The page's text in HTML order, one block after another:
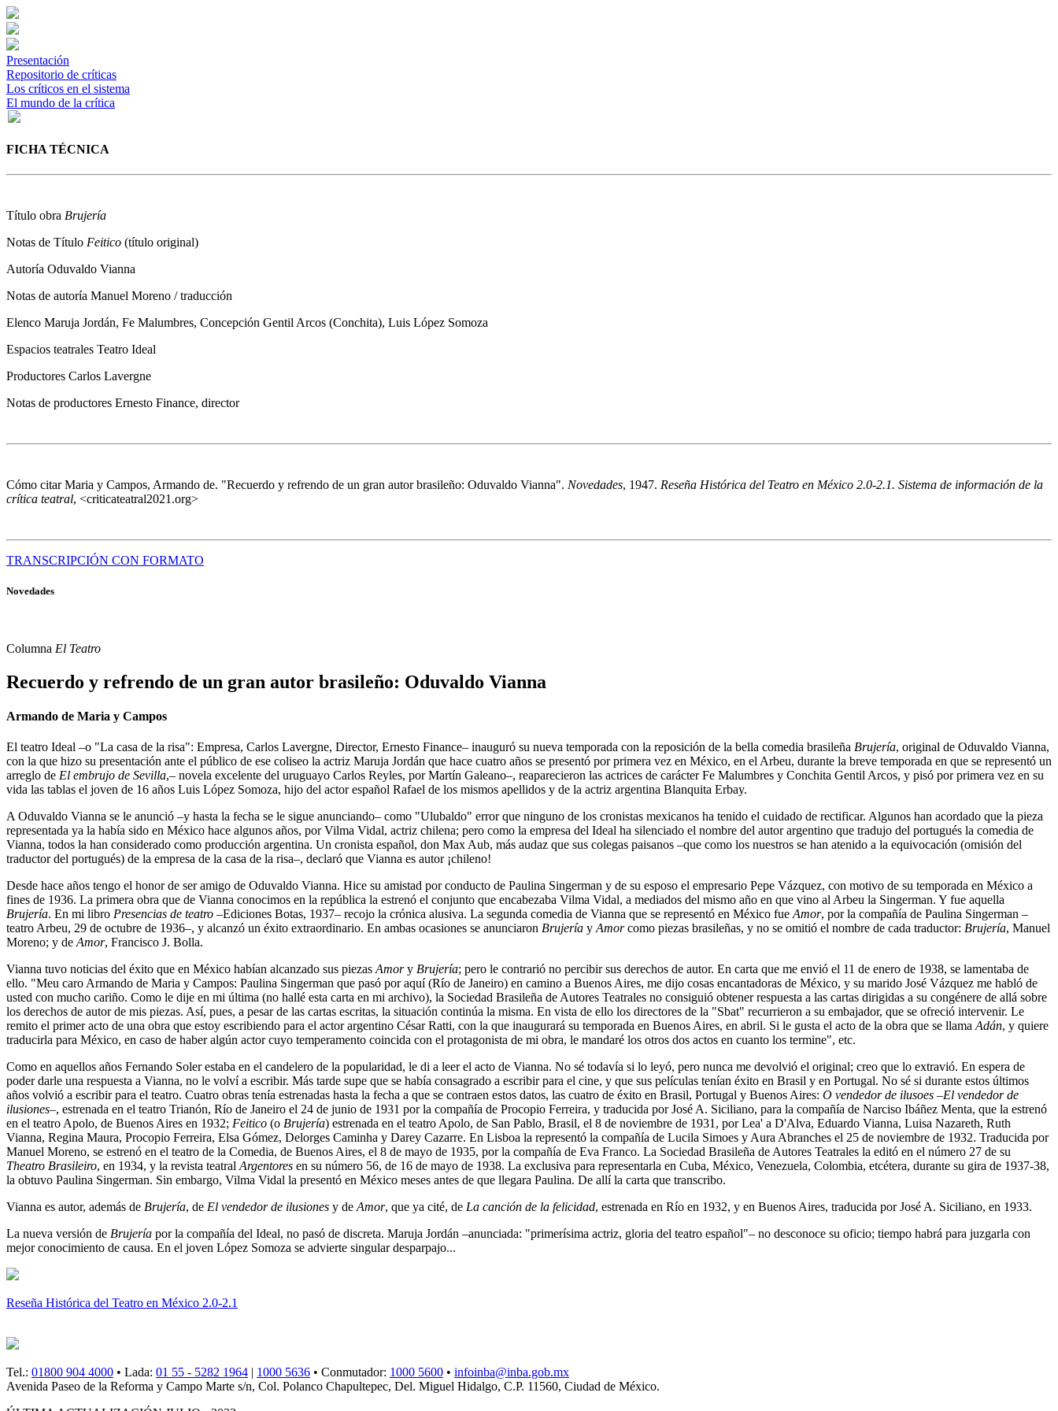
Presentación
Repositorio de críticas
Los críticos en el sistema
El mundo de la crítica
FICHA TÉCNICA
Título obra Brujería
Notas de Título Feitico (título original)
Autoría Oduvaldo Vianna
Notas de autoría Manuel Moreno / traducción
Elenco Maruja Jordán, Fe Malumbres, Concepción Gentil Arcos (Conchita), Luis López Somoza
Espacios teatrales Teatro Ideal
Productores Carlos Lavergne
Notas de productores Ernesto Finance, director
Cómo citarMaria y Campos, Armando de. "Recuerdo y refrendo de un gran autor brasileño: Oduvaldo Vianna". Novedades, 1947. Reseña Histórica del Teatro en México 2.0-2.1. Sistema de información de la
crítica teatral, <criticateatral2021.org>
TRANSCRIPCIÓN CON FORMATO
Novedades
Columna El Teatro
Recuerdo y refrendo de un gran autor brasileño: Oduvaldo Vianna
Armando de Maria y Campos
El teatro Ideal –o "La casa de la risa": Empresa, Carlos Lavergne, Director, Ernesto Finance– inauguró su nueva temporada con la reposición de la bella comedia brasileña Brujería, original de Oduvaldo Vianna,
con la que hizo su presentación ante el público de ese coliseo la actriz Maruja Jordán que hace cuatro años se presentó por primera vez en México, en el Arbeu, durante la breve temporada en que se representó un
arreglo de El embrujo de Sevilla,– novela excelente del uruguayo Carlos Reyles, por Martín Galeano–, reaparecieron las actrices de carácter Fe Malumbres y Conchita Gentil Arcos, y pisó por primera vez en su
vida las tablas el joven de 16 años Luis López Somoza, hijo del actor español Rafael de los mismos apellidos y de la actriz argentina Blanquita Erbay.
A Oduvaldo Vianna se le anunció –y hasta la fecha se le sigue anunciando– como "Ulubaldo" error que ninguno de los cronistas mexicanos ha tenido el cuidado de rectificar. Algunos han acordado que la pieza
representada ya la había sido en México hace algunos años, por Vilma Vidal, actriz chilena; pero como la empresa del Ideal ha silenciado el nombre del autor argentino que tradujo del portugués la comedia de
Vianna, todos la han considerado como producción argentina. Un cronista español, don Max Aub, más audaz que sus colegas paisanos –que como los nuestros se han atenido a la equivocación (omisión del
traductor del portugués) de la empresa de la casa de la risa–, declaró que Vianna es autor ¡chileno!
Desde hace años tengo el honor de ser amigo de Oduvaldo Vianna. Hice su amistad por conducto de Paulina Singerman y de su esposo el empresario Pepe Vázquez, con motivo de su temporada en México a
fines de 1936. La primera obra que de Vianna conocimos en la república la estrenó el conjunto que encabezaba Vilma Vidal, a mediados del mismo año en que vino al Arbeu la Singerman. Y fue aquella
Brujería. En mi libro Presencias de teatro –Ediciones Botas, 1937– recojo la crónica alusiva. La segunda comedia de Vianna que se representó en México fue Amor, por la compañía de Paulina Singerman –
teatro Arbeu, 29 de octubre de 1936–, y alcanzó un éxito extraordinario. En ambas ocasiones se anunciaron Brujería y Amorcomo piezas brasileñas, y no se omitió el nombre de cada traductor: Brujería, Manuel
Moreno; y de Amor, Francisco J. Bolla.
Vianna tuvo noticias del éxito que en México habían alcanzado sus piezas Amory Brujería; pero le contrarió no percibir sus derechos de autor. En carta que me envió el 11 de enero de 1938, se lamentaba de
ello. "Meu caro Armando de Maria y Campos: Paulina Singerman que pasó por aquí (Río de Janeiro) en camino a Buenos Aires, me dijo cosas encantadoras de México, y su marido José Vázquez me habló de
usted con mucho cariño. Como le dije en mi última (no hallé esta carta en mi archivo), la Sociedad Brasileña de Autores Teatrales no consiguió obtener respuesta a las cartas dirigidas a su congénere de allá sobre
los derechos de autor de mis piezas. Así, pues, a pesar de las cartas escritas, la situación continúa la misma. En vista de ello los directores de la "Sbat" recurrieron a su embajador, que se ofreció intervenir. Le
remito el primer acto de una obra que estoy escribiendo para el actor argentino César Ratti, con la que inaugurará su temporada en Buenos Aires, en abril. Si le gusta el acto de la obra que se llama Adán, y quiere
traducirla para México, en caso de haber algún actor cuyo temperamento coincida con el protagonista de mi obra, le mandaré los otros dos actos en cuanto los termine", etc.
Como en aquellos años Fernando Soler estaba en el candelero de la popularidad, le di a leer el acto de Vianna. No sé todavía si lo leyó, pero nunca me devolvió el original; creo que lo extravió. En espera de
poder darle una respuesta a Vianna, no le volví a escribir. Más tarde supe que se había consagrado a escribir para el cine, y que sus películas tenían éxito en Brasil y en Portugal. No sé si durante estos últimos
años volvió a escribir para el teatro. Cuatro obras tenía estrenadas hasta la fecha a que se contraen estos datos, las cuatro de éxito en Brasil, Portugal y Buenos Aires: O vendedor de ilusoes –El vendedor de
ilusiones–, estrenada en el teatro Trianón, Río de Janeiro el 24 de junio de 1931 por la compañía de Procopio Ferreira, y traducida por José A. Siciliano, para la compañía de Narciso Ibáñez Menta, que la estrenó
en el teatro Apolo, de Buenos Aires en 1932; Feitico (o Brujería) estrenada en el teatro Apolo, de San Pablo, Brasil, el 8 de noviembre de 1931, por Lea' a D'Alva, Eduardo Vianna, Luisa Nazareth, Ruth
Vianna, Regina Maura, Procopio Ferreira, Elsa Gómez, Delorges Caminha y Darey Cazarre. En Lisboa la representó la compañía de Lucila Simoes y Aura Abranches el 25 de noviembre de 1932. Traducida por
Manuel Moreno, se estrenó en el teatro de la Comedia, de Buenos Aires, el 8 de mayo de 1935, por la compañía de Eva Franco. La Sociedad Brasileña de Autores Teatrales la editó en el número 27 de su
Theatro Brasileiro, en 1934, y la revista teatral Argentores en su número 56, de 16 de mayo de 1938. La exclusiva para representarla en Cuba, México, Venezuela, Colombia, etcétera, durante su gira de 1937-38,
la obtuvo Paulina Singerman. Sin embargo, Vilma Vidal la presentó en México meses antes de que llegara Paulina. De allí la carta que transcribo.
Vianna es autor, además de Brujería, de El vendedor de ilusiones y de Amor, que ya cité, de La canción de la felicidad, estrenada en Río en 1932, y en Buenos Aires, traducida por José A. Siciliano, en 1933.
La nueva versión de Brujería por la compañía del Ideal, no pasó de discreta. Maruja Jordán –anunciada: "primerísima actriz, gloria del teatro español"– no desconoce su oficio; tiempo habrá para juzgarla con
mejor conocimiento de causa. En el joven López Somoza se advierte singular desparpajo...
Reseña Histórica del Teatro en México 2.0-2.1
Tel.: 01800 904 4000 • Lada: 01 55 - 5282 1964 | 1000 5636 • Conmutador: 1000 5600 • infoinba@inba.gob.mx
Avenida Paseo de la Reforma y Campo Marte s/n, Col. Polanco Chapultepec, Del. Miguel Hidalgo, C.P. 11560, Ciudad de México.